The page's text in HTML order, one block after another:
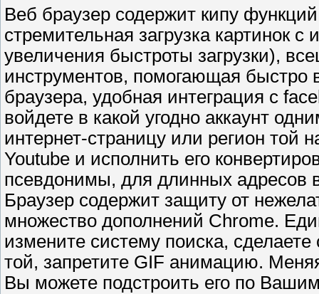
Веб браузер содержит кипу
стремительная загрузка картинок
увеличения быстроты загрузки),
инструментов, помогающая быстро
браузера, удобная интеграция с
войдете в какой угодно аккаунт
интернет-страницу или регион той
Youtube и исполнить его
псевдонимы, для длинных адресов
Браузер содержит защиту от
множество дополнений Chrome.
измените систему поиска,
той, запретите GIF анимацию.
Вы можете подстроить его по